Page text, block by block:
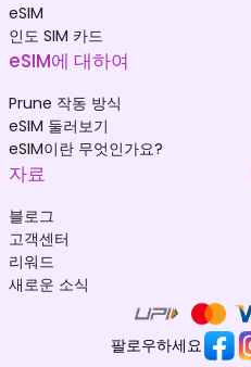
eSIM
인도 SIM 카드
eSIM에 대하여
Prune 작동 방식
eSIM 둘러보기
eSIM이란 무엇인가요?
자료
블로그
고객센터
리워드
새로운 소식
팔로우하세요